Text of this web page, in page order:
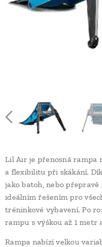
Lil Air je přenosná rampa
a flexibilitu při skákání.
jako batoh, nebo
ideálním řešením pro
tréninkové vybavení. Po
rampu s výškou až 1 metr
Rampa nabízí velkou